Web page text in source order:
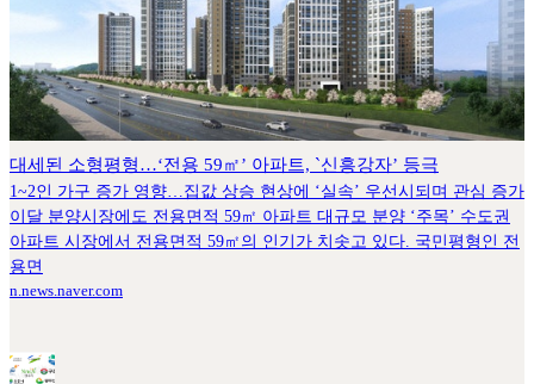
대세된 소형평형…‘전용 59㎡’ 아파트, `신흥강자’ 등극
1~2인 가구 증가 영향…집값 상승 현상에 ‘실속’ 우선시되며 관심 증가
이달 분양시장에도 전용면적 59㎡ 아파트 대규모 분양 ‘주목’ 수도권
아파트 시장에서 전용면적 59㎡의 인기가 치솟고 있다. 국민평형인 전
용면
n.news.naver.com